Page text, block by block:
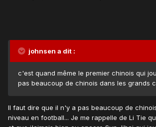
johnsen a dit :
c'est quand même le premier chinois qui
pas beaucoup de chinois dans les grands
Il faut dire que il n'y a pas beaucoup de
niveau en football... Je me rappelle de Li Tie